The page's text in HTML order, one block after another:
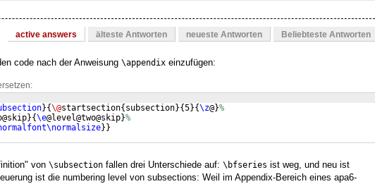
active answers älteste Antworten neueste Antworten Beliebteste Antworten
code nach der Anweisung \appendix einzufügen:
}{\@startsection{ subsection}{5}{\z@}%
}{\e@level@two@skip}%
}}
von \subsection fallen drei Unterschiede auf: \bfseries ist weg, und neu ist
ist die numbering level von subsections: Weil im Appendix-Bereich eines apa6-